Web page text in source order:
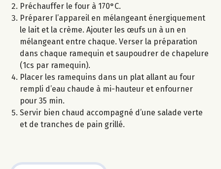
Préchauffer le four à 170°C.
Préparer l’appareil en mélangeant énergiquement
le lait et la crème. Ajouter les œufs un à un en
mélangeant entre chaque. Verser la préparation
dans chaque ramequin et saupoudrer de chapelure
(1cs par ramequin).
Placer les ramequins dans un plat allant au four
rempli d’eau chaude à mi-hauteur et enfourner
pour 35 min.
Servir bien chaud accompagné d’une salade verte
et de tranches de pain grillé.